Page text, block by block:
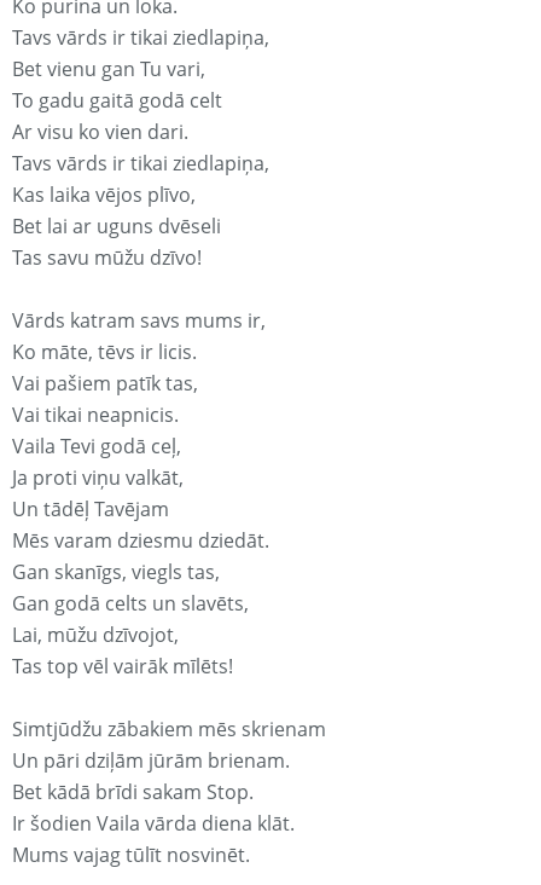
Ko purina un loka.
Tavs vārds ir tikai ziedlapiņa,
Bet vienu gan Tu vari,
To gadu gaitā godā celt
Ar visu ko vien dari.
Tavs vārds ir tikai ziedlapiņa,
Kas laika vējos plīvo,
Bet lai ar uguns dvēseli
Tas savu mūžu dzīvo!
Vārds katram savs mums ir,
Ko māte, tēvs ir licis.
Vai pašiem patīk tas,
Vai tikai neapnicis.
Vaila Tevi godā ceļ,
Ja proti viņu valkāt,
Un tādēļ Tavējam
Mēs varam dziesmu dziedāt.
Gan skanīgs, viegls tas,
Gan godā celts un slavēts,
Lai, mūžu dzīvojot,
Tas top vēl vairāk mīlēts!
Simtjūdžu zābakiem mēs skrienam
Un pāri dziļām jūrām brienam.
Bet kādā brīdi sakam Stop.
Ir šodien Vaila vārda diena klāt.
Mums vajag tūlīt nosvinēt.